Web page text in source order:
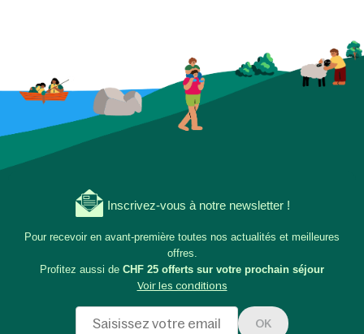
Inscrivez-vous à notre newsletter !
Pour recevoir en avant-première toutes nos actualités et meilleures
offres.
Profitez aussi de CHF 25 offerts sur votre prochain séjour
Voir les conditions
OK